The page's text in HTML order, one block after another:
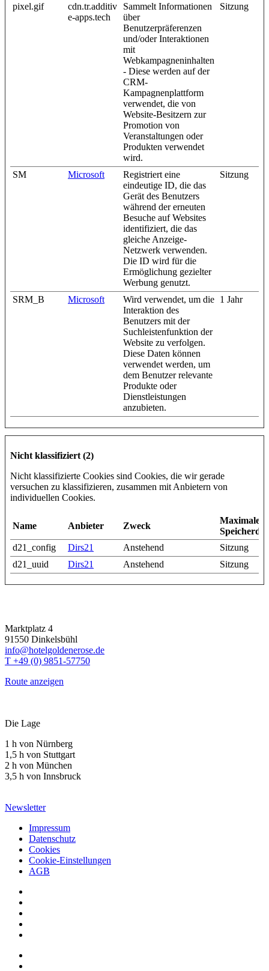
pixel.gif
cdn.tr.additiv
e-apps.tech
Sammelt Informationen
über
Benutzerpräferenzen
und/oder Interaktionen
mit
Webkampagneninhalten
- Diese werden auf der
CRM-
Kampagnenplattform
verwendet, die von
Website-Besitzern zur
Promotion von
Veranstaltungen oder
Produkten verwendet
wird.
Sitzung
SM Microsoft
Registriert eine
eindeutige ID, die das
Gerät des Benutzers
während der erneuten
Besuche auf Websites
identifiziert, die das
gleiche Anzeige-
Netzwerk verwenden.
Die ID wird für die
Ermöglichung gezielter
Werbung genutzt.
Sitzung
SRM_B Microsoft
Wird verwendet, um die
Interaktion des
Benutzers mit der
Suchleistenfunktion der
Website zu verfolgen.
Diese Daten können
verwendet werden, um
dem Benutzer relevante
Produkte oder
Dienstleistungen
anzubieten.
1 Jahr
Nicht klassifiziert (2)
Nicht klassifizierte Cookies sind Cookies, die wir gerade
versuchen zu klassifizieren, zusammen mit Anbietern von
individuellen Cookies.
Name Anbieter Zweck
Maximale
d21_config
Dirs21 Anstehend
Sitzung
d21_uuid
Dirs21 Anstehend Sitzung
Marktplatz 4
91550 Dinkelsbühl
info@hotelgoldenerose.de
T +49 (0) 9851-57750
Route anzeigen
Die Lage
1 h von Nürnberg
1,5 h von Stuttgart
2 h von München
3,5 h von Innsbruck
Newsletter
Impressum
Datenschutz
Cookies
Cookie-Einstellungen
AGB